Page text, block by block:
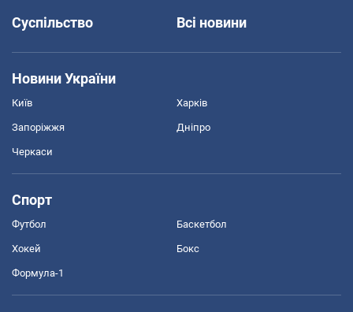
Суспільство
Всі новини
Новини України
Київ Харків
Запоріжжя Дніпро
Черкаси
Спорт
Футбол Баскетбол
Хокей Бокс
Формула-1